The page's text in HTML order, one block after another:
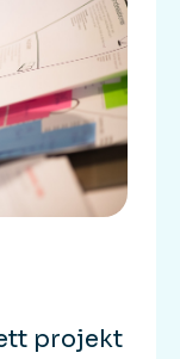
projekt